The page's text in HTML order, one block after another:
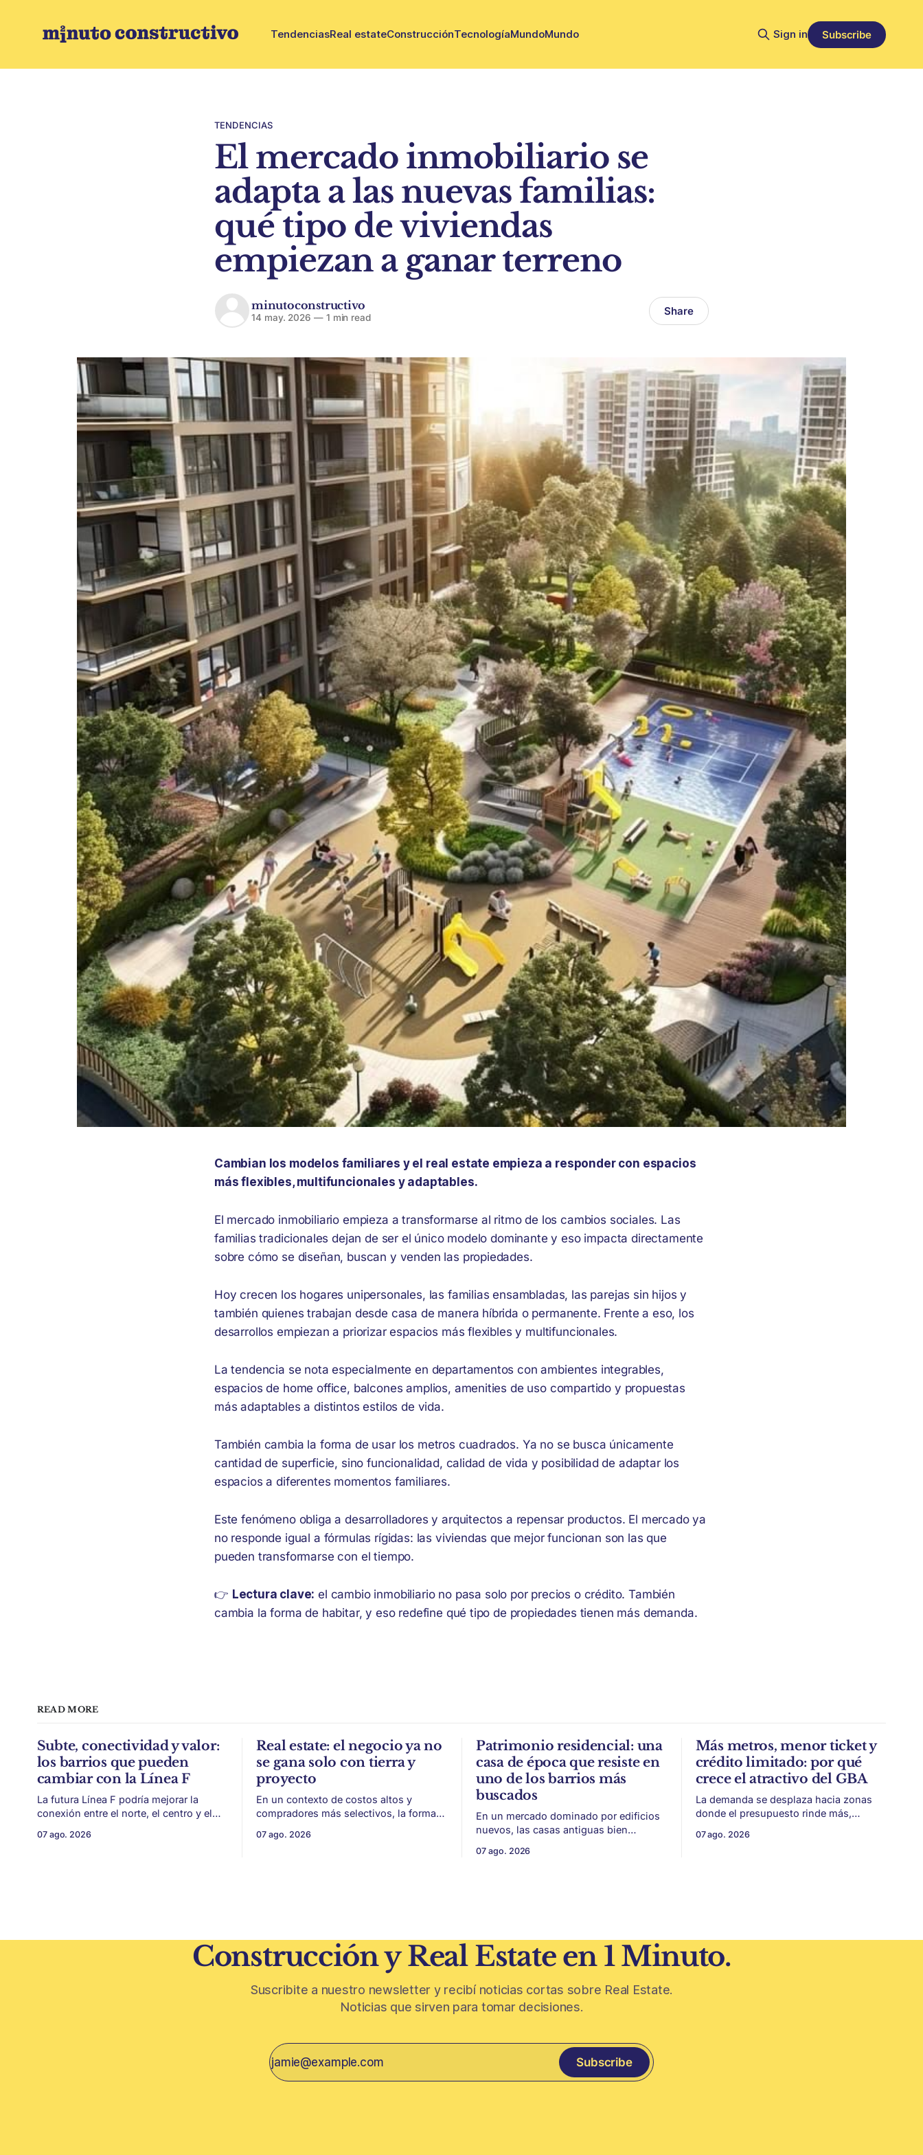
TendenciasReal estateConstrucciónTecnologíaMundoMundo Sign in Subscribe
TENDENCIAS
El mercado inmobiliario se
adapta a las nuevas familias:
qué tipo de viviendas
empiezan a ganar terreno
minutoconstructivo
14 may. 2026 —1 min read Share
Cambian los modelos familiares y el real estate empieza a responder con espacios
más flexibles, multifuncionales y adaptables.
El mercado inmobiliario empieza a transformarse al ritmo de los cambios sociales. Las
familias tradicionales dejan de ser el único modelo dominante y eso impacta directamente
sobre cómo se diseñan, buscan y venden las propiedades.
Hoy crecen los hogares unipersonales, las familias ensambladas, las parejas sin hijos y
también quienes trabajan desde casa de manera híbrida o permanente. Frente a eso, los
desarrollos empiezan a priorizar espacios más flexibles y multifuncionales.
La tendencia se nota especialmente en departamentos con ambientes integrables,
espacios de home office, balcones amplios, amenities de uso compartido y propuestas
más adaptables a distintos estilos de vida.
También cambia la forma de usar los metros cuadrados. Ya no se busca únicamente
cantidad de superficie, sino funcionalidad, calidad de vida y posibilidad de adaptar los
espacios a diferentes momentos familiares.
Este fenómeno obliga a desarrolladores y arquitectos a repensar productos. El mercado ya
no responde igual a fórmulas rígidas: las viviendas que mejor funcionan son las que
pueden transformarse con el tiempo.
👉 Lectura clave: el cambio inmobiliario no pasa solo por precios o crédito. También
cambia la forma de habitar, y eso redefine qué tipo de propiedades tienen más demanda.
READ MORE
Subte, conectividad y valor:
los barrios que pueden
cambiar con la Línea F
La futura Línea F podría mejorar la
conexión entre el norte, el centro y el
zonas con menor acceso histórico al
07 ago. 2026
Real estate: el negocio ya no
se gana solo con tierra y
proyecto
En un contexto de costos altos y
compradores más selectivos, la forma
desarrollo puede ser tan importante
07 ago. 2026
Patrimonio residencial: una
casa de época que resiste en
uno de los barrios más
buscados
En un mercado dominado por edificios
nuevos, las casas antiguas bien
escala y detalles difíciles de replicar.
07 ago. 2026
Más metros, menor ticket y
crédito limitado: por qué
crece el atractivo del GBA
La demanda se desplaza hacia zonas
donde el presupuesto rinde más,
en CABA y menor acceso al crédito
07 ago. 2026
Construcción y Real Estate en 1 Minuto.
Suscribite a nuestro newsletter y recibí noticias cortas sobre Real Estate.
Noticias que sirven para tomar decisiones.
Subscribe